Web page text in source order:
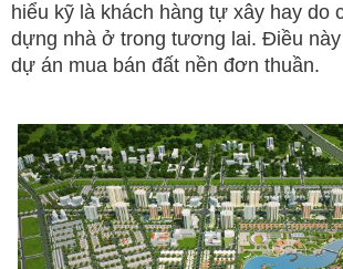
hiểu kỹ là khách hàng tự xây hay do
dựng nhà ở trong tương lai. Điều
dự án mua bán đất nền đơn thuần.